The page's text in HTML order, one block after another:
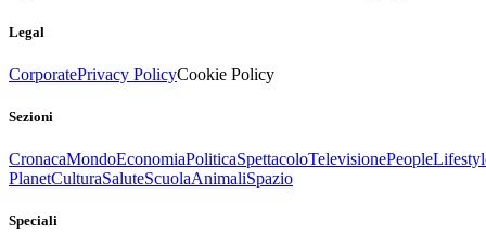
Legal
CorporatePrivacy PolicyCookie Policy
Sezioni
CronacaMondoEconomiaPoliticaSpettacoloTelevisionePeople
PlanetCulturaSaluteScuolaAnimaliSpazio
Speciali